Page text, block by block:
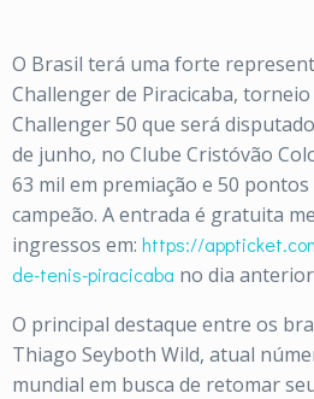
O Brasil terá uma forte
Challenger de Piracicaba,
Challenger 50 que será
de junho, no Clube Cristóvão
63 mil em premiação e 50
campeão. A entrada é gratuita
ingressos em: https://
de-tenis-piracicaba no dia
O principal destaque entre os
Thiago Seyboth Wild, atual
mundial em busca de retomar